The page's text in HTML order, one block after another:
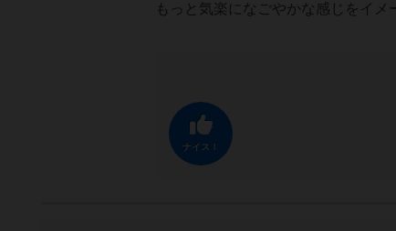
もっと気楽になごやかな感じをイメ
ナイス！